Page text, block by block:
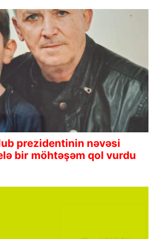
prezidentinin nəvəsi
bir möhtəşəm qol vurdu